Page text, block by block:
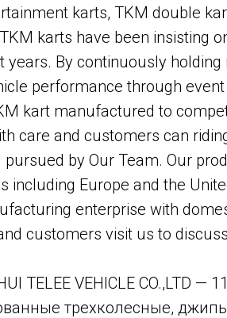
karts, TKM double
karts have been insisting
years. By continuously holding
performance through
kart manufactured to
care and customers can
by Our Team. Our
including Europe and the
enterprise with
customers visit us to
TELEE VEHICLE CO.,LTD —
трехколесные,